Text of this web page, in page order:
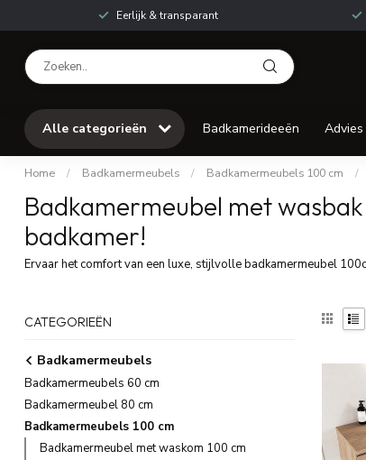
Eerlijk & transparant
Alle categorieën Badkamerideeën Advies
Home / Badkamermeubels / Badkamermeubels 100 cm /
Badkamermeubel met
badkamer!
Ervaar het comfort van een luxe, stijlvolle badkamermeubel
CATEGORIEËN
Badkamermeubels
Badkamermeubels 60 cm
Badkamermeubel 80 cm
Badkamermeubels 100 cm
Badkamermeubel met waskom 100 cm